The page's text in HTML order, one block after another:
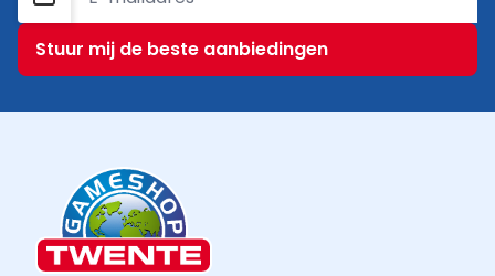
E-mailadres
Stuur mij de beste aanbiedingen